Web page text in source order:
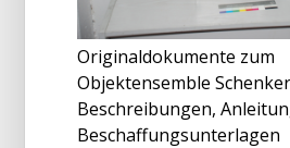
Originaldokumente zum
Objektensemble
Beschreibungen,
Beschaffungsunterlagen